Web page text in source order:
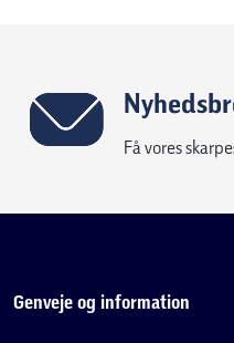
Få vores
Genveje og information